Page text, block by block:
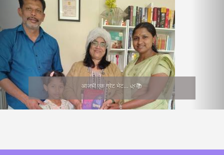
आजची एक ग्रेट भेट… 🌿📚